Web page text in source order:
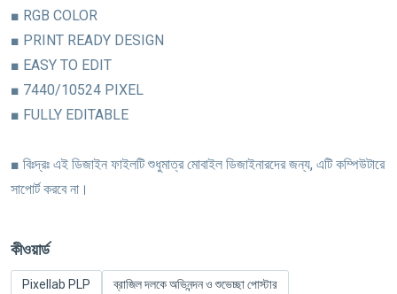
■ RGB COLOR
■ PRINT READY DESIGN
■ EASY TO EDIT
■ 7440/10524 PIXEL
■ FULLY EDITABLE
■ বিঃদ্রঃ এই ডিজাইন ফাইলটি শুধুমাত্র মোবাইল ডিজাইনারদের জন্য, এটি কম্পিউটারে
সাপোর্ট করবে না।
কীওয়ার্ড
Pixellab PLP
ব্রাজিল দলকে অভিনন্দন ও শুভেচ্ছা পোস্টার